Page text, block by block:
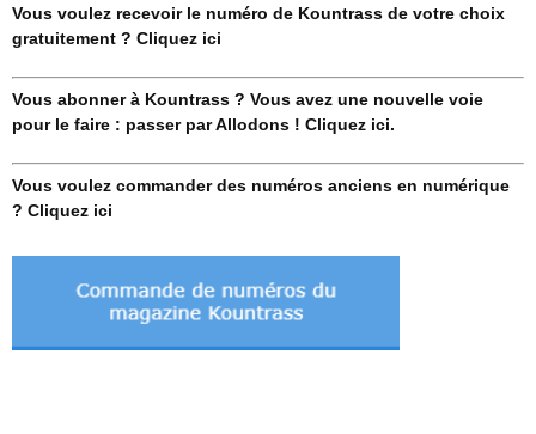
Vous voulez recevoir le numéro de Kountrass de votre choix
gratuitement ? Cliquez ici
Vous abonner à Kountrass ? Vous avez une nouvelle voie
pour le faire : passer par Allodons ! Cliquez ici.
Vous voulez commander des numéros anciens en numérique
? Cliquez ici